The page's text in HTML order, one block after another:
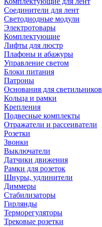
Соединители для лент
Светодиодные модули
Электротовары
Комплектующие
Лифты для люстр
Плафоны и абажуры
Управление светом
Блоки питания
Патроны
Основания для светильников
Кольца и рамки
Крепления
Подвесные комплекты
Отражатели и рассеиватели
Розетки
Звонки
Выключатели
Датчики движения
Рамки для розеток
Шнуры, удлинители
Диммеры
Стабилизаторы
Гирлянды
Терморегуляторы
Трековые розетки